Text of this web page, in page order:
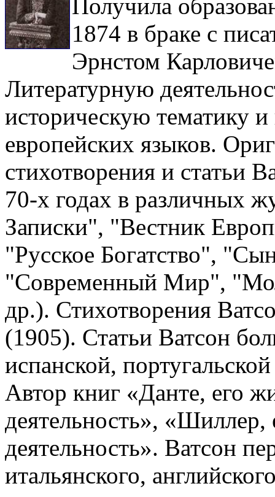
Получила
1874 в браке с
Эрнстом
Литературную
историческую тематику
европейских языков.
стихотворения и статьи
70-х годах в различных
Записки", "Вестник
"Русское Богатство",
"Современный Мир",
др.). Стихотворения
(1905). Статьи Ватсон
испанской,
Aвтор книг «Данте, его
деятельность», «Шиллер,
деятельность». Ватсон
итальянского,